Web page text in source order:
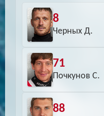
8
Черных Д.
71
Почкунов С.
88